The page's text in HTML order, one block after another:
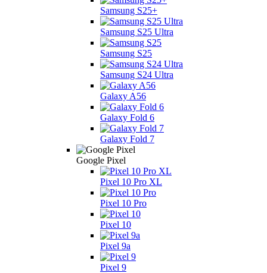
Samsung S25+
Samsung S25 Ultra
Samsung S25
Samsung S24 Ultra
Galaxy A56
Galaxy Fold 6
Galaxy Fold 7
Google Pixel
Pixel 10 Pro XL
Pixel 10 Pro
Pixel 10
Pixel 9a
Pixel 9